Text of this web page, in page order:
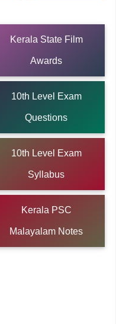
Kerala State Film
Awards
10th Level Exam
Questions
10th Level Exam
Syllabus
Kerala PSC
Malayalam Notes